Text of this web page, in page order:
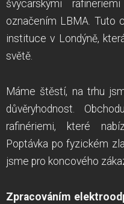
švýcarskými
označením LBMA. Tuto
instituce v Londýně,
světě.
Máme štěstí, na trhu
důvěryhodnost.
rafinériemi, které
Poptávka po fyzickém
jsme pro koncového
Zpracováním